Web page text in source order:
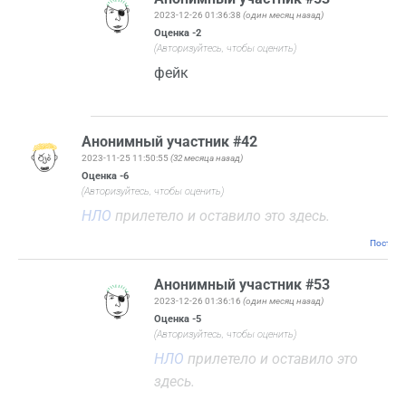
2023-12-26 01:36:38(один месяц назад)
Оценка-2
(Авторизуйтесь, чтобы оценить)
фейк
Анонимный участник #42
2023-11-25 11:50:55 (32 месяца назад)
Оценка -6
(Авторизуйтесь, чтобы оценить)
НЛО прилетело и оставило это здесь.
Анонимный участник #53
2023-12-26 01:36:16(один месяц назад)
Оценка-5
(Авторизуйтесь, чтобы оценить)
НЛО прилетело и оставило это
здесь.